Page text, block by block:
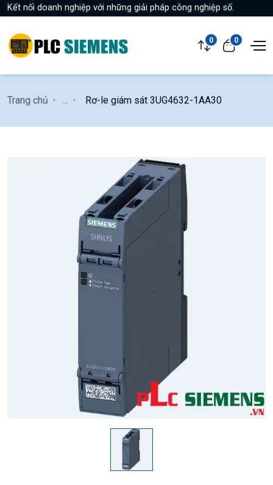
Kết nối doanh nghiệp với những giải pháp công nghiệp số.
0 0
Trang chủ Rơ-le giám sát 3UG4632-1AA30